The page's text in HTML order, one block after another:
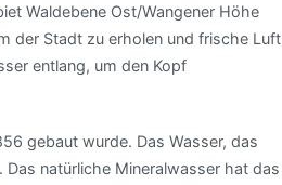
Waldebene Ost/Wangener Höhe
der Stadt zu erholen und frische Luft
entlang, um den Kopf
gebaut wurde. Das Wasser, das
natürliche Mineralwasser hat das